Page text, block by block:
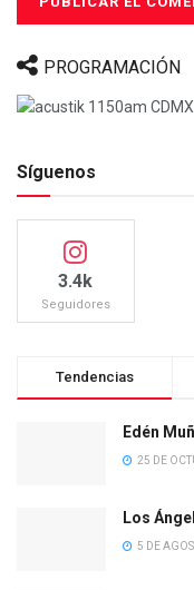
PROGRAMACIÓN
Síguenos
3.4k
Seguidores
Tendencias
Edén
25 DE
Los
5 DE